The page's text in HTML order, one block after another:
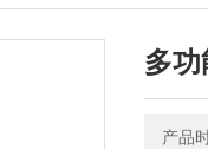
多功
产品